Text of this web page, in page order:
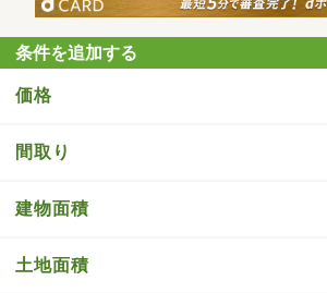
条件を追加する
価格
間取り
建物面積
土地面積